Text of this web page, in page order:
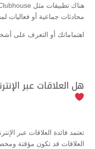
محادثات جماعية أو فعاليات
اهتماماتك أو التعرف على
هل العلاقات عبر
تعتمد فائدة العلاقات عبر
العلاقات قد تكون مؤقتة